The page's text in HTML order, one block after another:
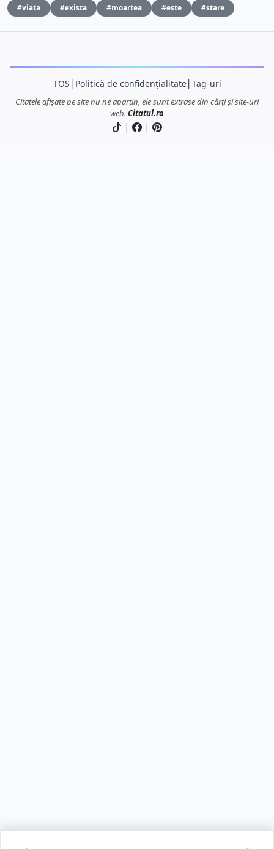
#viata #exista #moartea #este #stare
TOS Politică de confidențialitate│ Tag-uri
Citatele afișate pe site nu ne aparțin, ele sunt extrase din cărți și site-uri
web. Citatul.ro
| |